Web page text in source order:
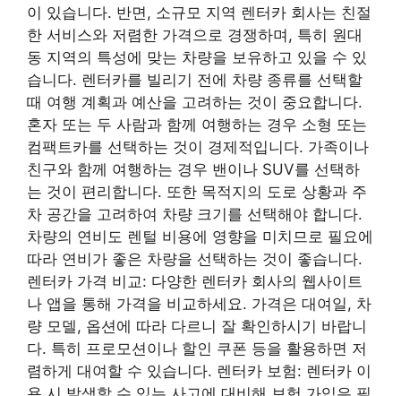
이 있습니다. 반면, 소규모 지역 렌터카 회사는 친절
한 서비스와 저렴한 가격으로 경쟁하며, 특히 원대
동 지역의 특성에 맞는 차량을 보유하고 있을 수 있
습니다. 렌터카를 빌리기 전에 차량 종류를 선택할
때 여행 계획과 예산을 고려하는 것이 중요합니다.
혼자 또는 두 사람과 함께 여행하는 경우 소형 또는
컴팩트카를 선택하는 것이 경제적입니다. 가족이나
친구와 함께 여행하는 경우 밴이나 SUV를 선택하
는 것이 편리합니다. 또한 목적지의 도로 상황과 주
차 공간을 고려하여 차량 크기를 선택해야 합니다.
차량의 연비도 렌털 비용에 영향을 미치므로 필요에
따라 연비가 좋은 차량을 선택하는 것이 좋습니다.
렌터카 가격 비교: 다양한 렌터카 회사의 웹사이트
나 앱을 통해 가격을 비교하세요. 가격은 대여일, 차
량 모델, 옵션에 따라 다르니 잘 확인하시기 바랍니
다. 특히 프로모션이나 할인 쿠폰 등을 활용하면 저
렴하게 대여할 수 있습니다. 렌터카 보험: 렌터카 이